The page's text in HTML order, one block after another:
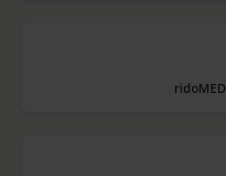
ridoMED